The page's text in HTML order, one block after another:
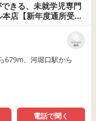
きる、未就学児専門
店【新年度通所受付
リストに
保存
679m、河堀口駅から
電話で聞く